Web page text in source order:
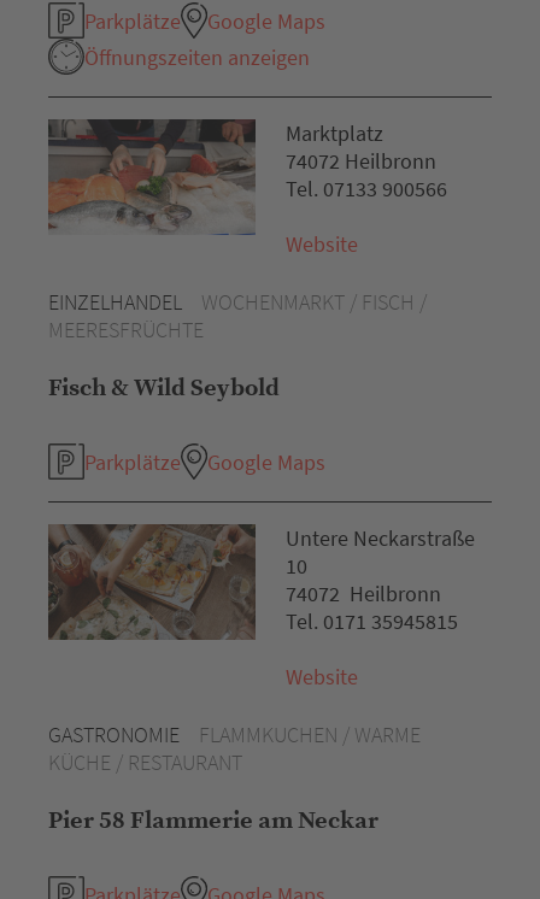
Parkplätze
Google Maps
Öffnungszeiten anzeigen
EINZELHANDEL
WOCHENMARKT / FISCH /
MEERESFRÜCHTE
Fisch & Wild Seybold
Parkplätze Google Maps
Marktplatz
74072 Heilbronn
Tel. 07133 900566
Website
GASTRONOMIE
FLAMMKUCHEN / WARME
KÜCHE / RESTAURANT
Pier 58 Flammerie am Neckar
Untere Neckarstraße
10
74072 Heilbronn
Tel. 0171 35945815
Website